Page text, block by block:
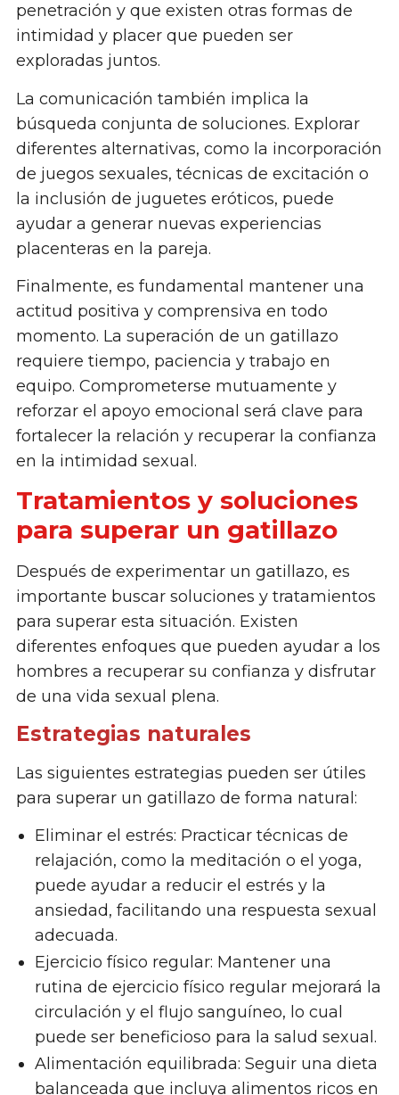
penetración y que existen otras formas de
intimidad y placer que pueden ser
exploradas juntos.
La comunicación también implica la
búsqueda conjunta de soluciones. Explorar
diferentes alternativas, como la incorporación
de juegos sexuales, técnicas de excitación o
la inclusión de juguetes eróticos, puede
ayudar a generar nuevas experiencias
placenteras en la pareja.
Finalmente, es fundamental mantener una
actitud positiva y comprensiva en todo
momento. La superación de un gatillazo
requiere tiempo, paciencia y trabajo en
equipo. Comprometerse mutuamente y
reforzar el apoyo emocional será clave para
fortalecer la relación y recuperar la confianza
en la intimidad sexual.
Tratamientos y soluciones
para superar un gatillazo
Después de experimentar un gatillazo, es
importante buscar soluciones y tratamientos
para superar esta situación. Existen
diferentes enfoques que pueden ayudar a los
hombres a recuperar su confianza y disfrutar
de una vida sexual plena.
Estrategias naturales
Las siguientes estrategias pueden ser útiles
para superar un gatillazo de forma natural:
Eliminar el estrés: Practicar técnicas de
relajación, como la meditación o el yoga,
puede ayudar a reducir el estrés y la
ansiedad, facilitando una respuesta sexual
adecuada.
Ejercicio físico regular: Mantener una
rutina de ejercicio físico regular mejorará la
circulación y el flujo sanguíneo, lo cual
puede ser beneficioso para la salud sexual.
Alimentación equilibrada: Seguir una dieta
balanceada que incluya alimentos ricos en